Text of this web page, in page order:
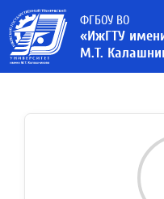
ФГБОУ ВО
«ИжГТУ
М.Т.